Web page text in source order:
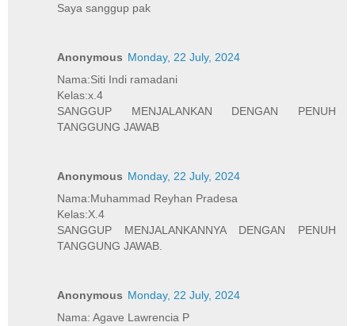
Saya sanggup pak
Anonymous Monday, 22 July, 2024
Nama:Siti Indi ramadani
Kelas:x.4
SANGGUP MENJALANKAN DENGAN PENUH
TANGGUNG JAWAB
Anonymous Monday, 22 July, 2024
Nama:Muhammad Reyhan Pradesa
Kelas:X.4
SANGGUP MENJALANKANNYA DENGAN PENUH
TANGGUNG JAWAB.
Anonymous Monday, 22 July, 2024
Nama: Agave Lawrencia P